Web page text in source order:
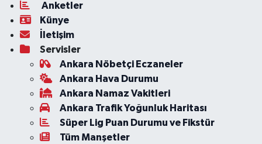
Anketler
Künye
İletişim
Servisler
Ankara Nöbetçi Eczaneler
Ankara Hava Durumu
Ankara Namaz Vakitleri
Ankara Trafik Yoğunluk Haritası
Süper Lig Puan Durumu ve Fikstür
Tüm Manşetler